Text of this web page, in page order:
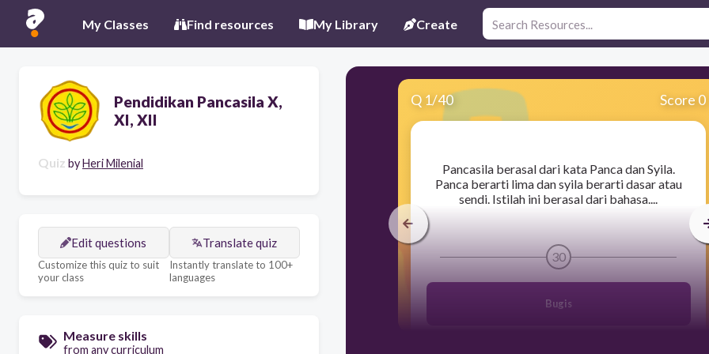
My Classes Find resources My Library Create
Pendidikan Pancasila X,
XI, XII
Quiz byHeri Milenial
Edit questions
Customize this quiz to suit
your class
Translate quiz
Instantly translate to 100+
languages
Measure skills
from any curriculum
Q 1/40 Score 0
​Pancasila berasal dari kata Panca dan Syila.
Panca berarti lima dan syila berarti dasar atau
sendi. Istilah ini berasal dari bahasa....
30
Bugis